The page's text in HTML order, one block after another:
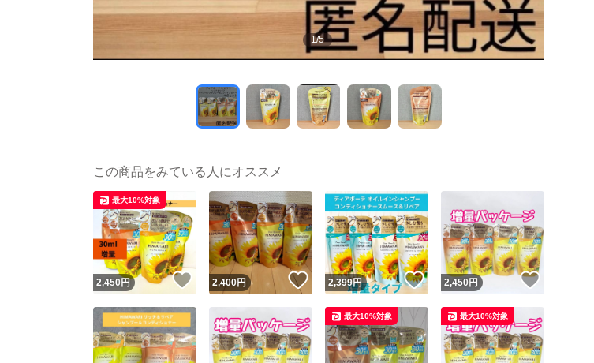
1/5
この商品をみている人にオススメ
2,450円 いいね！
最大10%対象
2,400円 いいね！
2,399円 いいね！
2,450 円
最大10%対象 最大10%対象